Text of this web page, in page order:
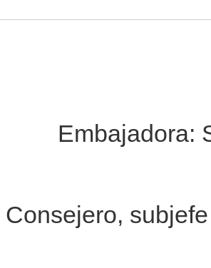
Consejero,